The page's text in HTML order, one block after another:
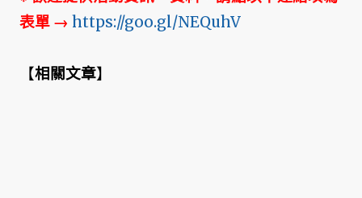
表單 → https://goo.gl/NEQuhV
【相關文章】